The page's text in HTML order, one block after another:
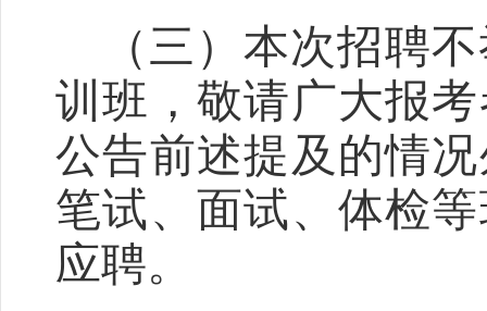
（三）本次招聘
训班，敬请广大报
公告前述提及的情
笔试、面试、体检
应聘。